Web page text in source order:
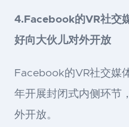
4.Facebook的VR社交
好向大伙儿对外开放
Facebook的VR社交媒
年开展封闭式内侧环节
外开放。